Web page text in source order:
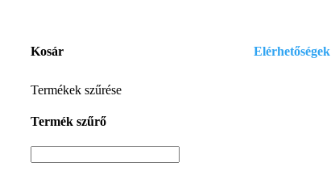
Kosár
Termékek szűrése
Termék szűrő
Elérhetőségek